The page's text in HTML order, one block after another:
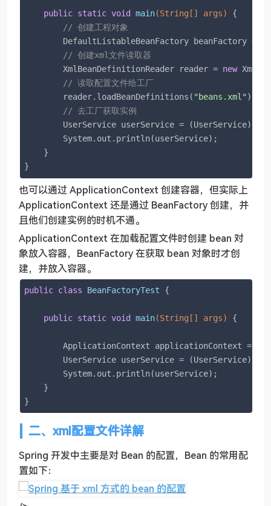
public static void main(String[] args)
{
// 创建工程对象
        DefaultListableBeanFactory beanFactory =
// 创建xml文件读取器
        XmlBeanDefinitionReader reader =
new
// 读取配置文件给工厂
        reader.loadBeanDefinitions(
"beans.xml");
// 去工厂获取实例
UserService userService =
        System.out.println(userService);
    }
}
也可以通过 ApplicationContext 创建容器，但实际上
ApplicationContext 还是通过 BeanFactory 创建，并
且他们创建实例的时机不通。
ApplicationContext 在加载配置文件时创建 bean 对
象放入容器，BeanFactory 在获取 bean 对象时才创
建，并放入容器。
public class BeanFactoryTest {
public static void main(String[] args) {
        ApplicationContext applicationContext =
UserService userService =
        System.out.println(userService);
    }
}
二、xml配置文件详解
Spring 开发中主要是对 Bean 的配置，Bean 的常用配
置如下：